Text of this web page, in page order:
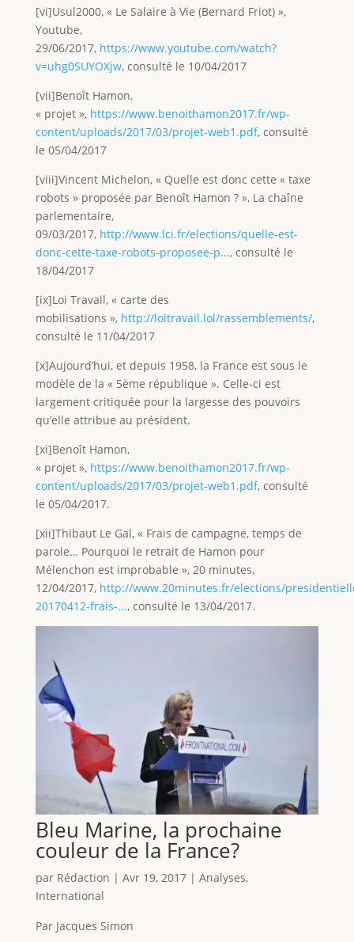
[vi]Usul2000, « Le Salaire à Vie (Bernard Friot) »,
Youtube,
29/06/2017, https://www.youtube.com/watch?
v=uhg0SUYOXjw, consulté le 10/04/2017
[vii]Benoît Hamon,
« projet », https://www.benoithamon2017.fr/wp-
content/uploads/2017/03/projet-web1.pdf, consulté
le 05/04/2017
[viii]Vincent Michelon, « Quelle est donc cette « taxe
robots » proposée par Benoît Hamon ? », La chaîne
parlementaire,
09/03/2017, http://www.lci.fr/elections/quelle-est-
donc-cette-taxe-robots-proposee-p..., consulté le
18/04/2017
[ix]Loi Travail, « carte des
mobilisations », http://loitravail.lol/rassemblements/,
consulté le 11/04/2017
[x]Aujourd’hui, et depuis 1958, la France est sous le
modèle de la « 5ème république ». Celle-ci est
largement critiquée pour la largesse des pouvoirs
qu’elle attribue au président.
[xi]Benoît Hamon,
« projet », https://www.benoithamon2017.fr/wp-
content/uploads/2017/03/projet-web1.pdf, consulté
le 05/04/2017.
[xii]Thibaut Le Gal, « Frais de campagne, temps de
parole… Pourquoi le retrait de Hamon pour
Mélenchon est improbable », 20 minutes,
12/04/2017, http://www.20minutes.fr/elections/
20170412-frais-..., consulté le 13/04/2017.
Bleu Marine, la prochaine
couleur de la France?
par Rédaction | Avr 19, 2017| Analyses,
International
Par Jacques Simon